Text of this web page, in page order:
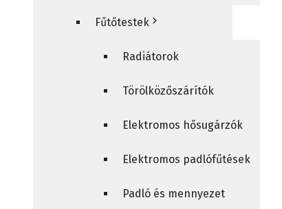
Fűtőtestek
Radiátorok
Törölközőszárítók
Elektromos hősugárzók
Elektromos padlófűtések
Padló és mennyezet